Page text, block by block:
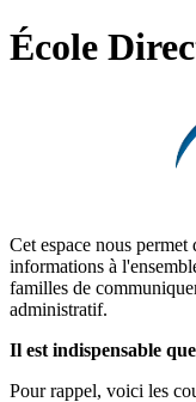
École
Cet espace nous
informations à
familles de
administratif.
Il est indispensable
Pour rappel, voici les